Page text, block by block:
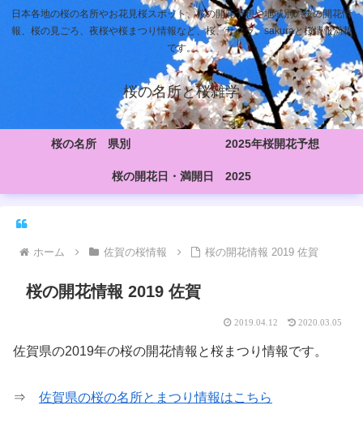
日本各地の桜の名所やお花見桜スポット、桜の開花予想や地域別の桜の開花情
報、桜の見ごろ、夜桜や桜まつり情報など、桜、サクラ、sakuraと桜情報満載
です。
桜の名所と桜雑学
桜の名所 県別 2025年桜開花予想
桜の開花日・満開日 2025
ホーム 佐賀の桜情報 桜の開花情報 2019 佐賀
桜の開花情報 2019 佐賀
2019.04.12 2020.03.05
佐賀県の2019年の桜の開花情報と桜まつり情報です。
⇒ 佐賀県の桜の名所とまつり情報はこちら